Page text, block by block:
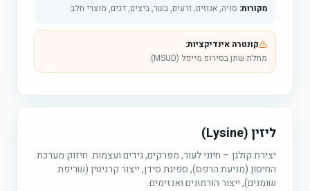
מקורות: סויה, אגוזים, זרעים, בשר, ביצים, דגים, מוצרי חלב
קונטרה אינדיקציות:
מחלת שתן בסירופ מייפל (MSUD).
ליזין (Lysine)
יצירת קולגן – חיוני לעור, מפרקים, גידים ועצמות. חיזוק מערכת
החיסון (מניעת הרפס), ספיגת סידן, ייצור קרניטין (שריפת
שומנים), ייצור הורמונים ואנזימים.